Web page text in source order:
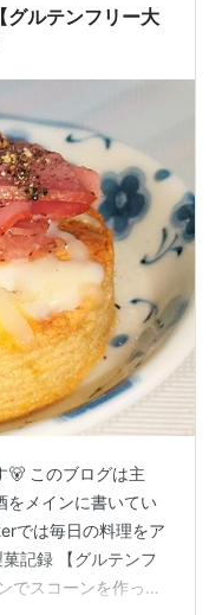
グルテンフリー大
🐻 このブログは主
をメインに書いてい
では毎日の料理をア
記録 【グルテンフ
でスコーンを作って